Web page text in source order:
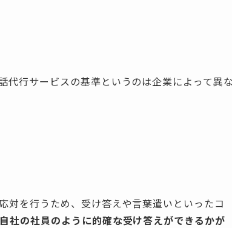
代行サービスの基準というのは企業によって異
対を行うため、受け答えや言葉遣いといったコ
自社の社員のように的確な受け答えができるかが